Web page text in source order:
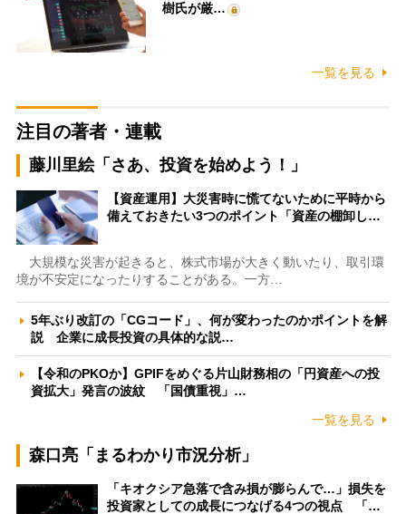
樹氏が厳…
一覧を見る
注目の著者・連載
藤川里絵「さあ、投資を始めよう！」
【資産運用】大災害時に慌てないために平時から
備えておきたい3つのポイント「資産の棚卸し…
大規模な災害が起きると、株式市場が大きく動いたり、取引環
境が不安定になったりすることがある。一方…
5年ぶり改訂の「CGコード」、何が変わったのかポイントを解
説 企業に成長投資の具体的な説…
【令和のPKOか】GPIFをめぐる片山財務相の「円資産への投
資拡大」発言の波紋 「国債重視」…
一覧を見る
森口亮「まるわかり市況分析」
「キオクシア急落で含み損が膨らんで…」損失を
投資家としての成長につなげる4つの視点 「…